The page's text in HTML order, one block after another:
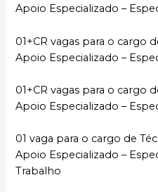
Apoio Especializado –
01+CR vagas para o cargo
Apoio Especializado –
01+CR vagas para o cargo
Apoio Especializado –
01 vaga para o cargo de
Apoio Especializado –
Trabalho